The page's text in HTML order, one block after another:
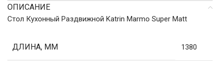
ОПИСАНИЕ
Стол Кухонный Раздвижной Katrin Marmo Super Matt
ДЛИНА, ММ 1380